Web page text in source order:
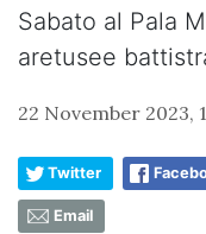
Sabato al Pala
aretusee
22 November 2023,
Twitter
Email